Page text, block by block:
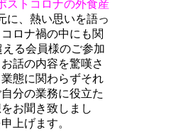
ストコロナの外食産
に、熱い思いを語っ
ロナ禍の中にも関
る会員様のご参加
話の内容を驚嘆さ
態に関わらずそれ
分の業務に役立た
お聞き致しまし
申上げます。